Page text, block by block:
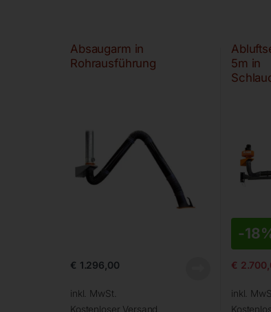
Absaugarm in
Rohrausführung
€ 1.296,00
inkl. MwSt.
Kostenloser Versand
5m in
-
€
inkl.